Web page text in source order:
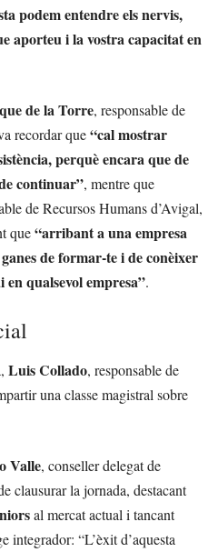
podem entendre els nervis,
aporteu i la vostra capacitat en
de la Torre, responsable de
recordar que“cal mostrar
perquè encara que de
continuar”, mentre que
de Recursos Humans d’Avigal,
que“arribant a una empresa
de formar-te i de conèixer
qualsevol empresa”.
Luis Collado, responsable de
una classe magistral sobre
Valle, conseller delegat de
clausurar la jornada, destacant
al mercat actual i tancant
integrador: “L’èxit d’aquesta